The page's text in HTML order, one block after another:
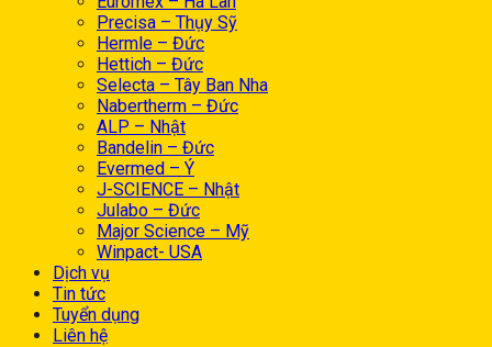
Precisa – Thụy Sỹ
Hermle – Đức
Hettich – Đức
Selecta – Tây Ban Nha
Nabertherm – Đức
ALP – Nhật
Bandelin – Đức
Evermed – Ý
J-SCIENCE – Nhật
Julabo – Đức
Major Science – Mỹ
Winpact- USA
Dịch vụ
Tin tức
Tuyển dụng
Liên hệ